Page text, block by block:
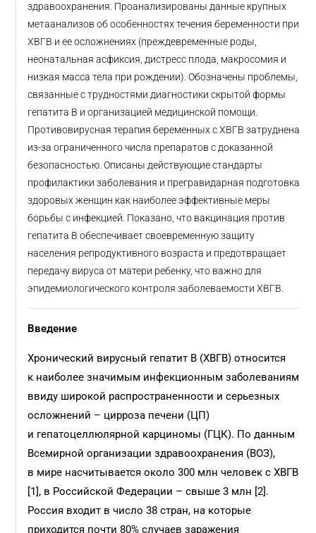
здравоохранения. Проанализированы данные крупных
метаанализов об особенностях течения беременности при
ХВГВ и ее осложнениях (преждевременные роды,
неонатальная асфиксия, дистресс плода, макросомия и
низкая масса тела при рождении). Обозначены проблемы,
связанные с трудностями диагностики скрытой формы
гепатита B и организацией медицинской помощи.
Противовирусная терапия беременных с ХВГВ затруднена
из-за ограниченного числа препаратов с доказанной
безопасностью. Описаны действующие стандарты
профилактики заболевания и прегравидарная подготовка
здоровых женщин как наиболее эффективные меры
борьбы с инфекцией. Показано, что вакцинация против
гепатита B обеспечивает своевременную защиту
населения репродуктивного возраста и предотвращает
передачу вируса от матери ребенку, что важно для
эпидемиологического контроля заболеваемости ХВГВ.
Введение
Хронический вирусный гепатит B (ХВГВ) относится
к наиболее значимым инфекционным заболеваниям
ввиду широкой распространенности и серьезных
осложнений – цирроза печени (ЦП)
и гепатоцеллюлярной карциномы (ГЦК). По данным
Всемирной организации здравоохранения (ВОЗ),
в мире насчитывается около 300 млн человек с ХВГВ
[1], в Российской Федерации – свыше 3 млн [2].
Россия входит в число 38 стран, на которые
приходится почти 80% случаев заражения